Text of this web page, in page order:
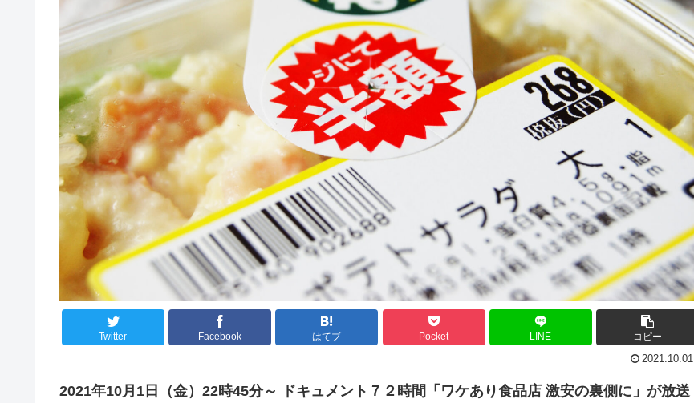
Twitter Facebook はてブ Pocket LINE コピー
2021.10.01
2021年10月1日（金）22時45分～ ドキュメント７２時間「ワケあり食品店 激安の裏側に」が放送